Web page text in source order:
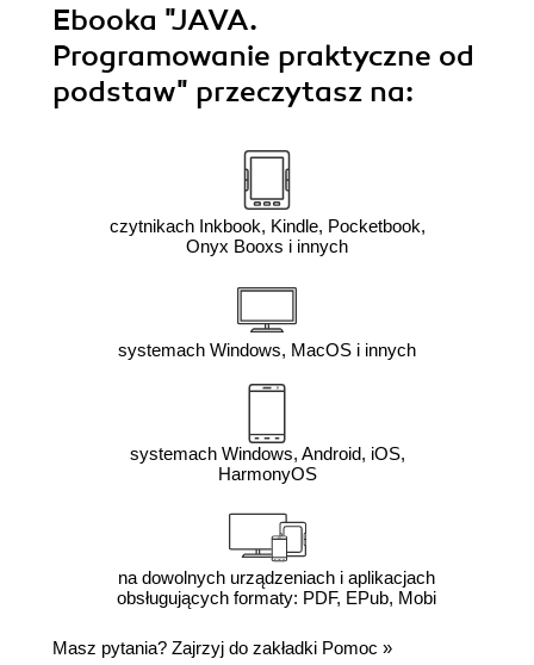
Ebooka "JAVA.
Programowanie praktyczne od
podstaw" przeczytasz na:
czytnikach Inkbook, Kindle, Pocketbook,
Onyx Booxs i innych
systemach Windows, MacOS i innych
systemach Windows, Android, iOS,
HarmonyOS
na dowolnych urządzeniach i aplikacjach
obsługujących formaty: PDF, EPub, Mobi
Masz pytania? Zajrzyj do zakładki Pomoc »